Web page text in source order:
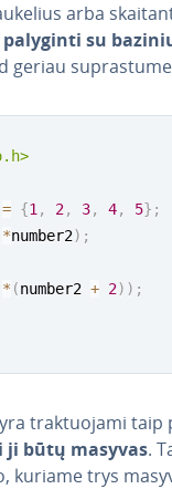
arba
su
geriau
= {1 , 2, 3, 4, 5} ;
*number2) ;
* (number2 + 2) ) ;
trak­tuo­ja­mi taip
būtų masyvas.
kuriame trys